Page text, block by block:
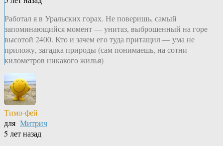
Работал я в Уральских горах. Не поверишь, самый
запоминающийся момент — унитаз, выброшенный на горе
высотой 2400. Кто и зачем его туда притащил — ума не
приложу, загадка природы (сам понимаешь, на сотни
километров никакого жилья)
Тимо-фей
для Митрич
5 лет назад